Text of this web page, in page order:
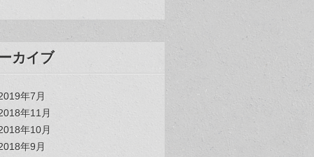
カイブ
年7月
年11月
年10月
年9月